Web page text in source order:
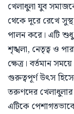
খেলাধুলা যুব
থেকে দূরে রেখে
পালন করে। এটি শুধু
শৃঙ্খলা, নেতৃত্ব ও
ক্ষেত্র। বর্তমান
গুরুত্বপূর্ণ উৎস
তরুণদের
এটিকে